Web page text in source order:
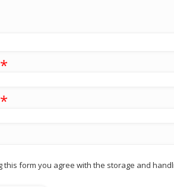
*
*
this form you agree with the storage and